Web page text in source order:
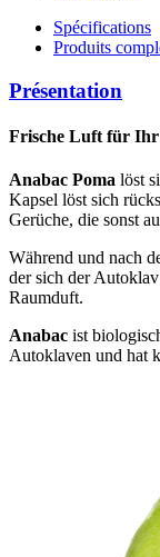
Spécifications
Produits
Présentation
Frische Luft für
Anabac Poma löst
Kapsel löst sich
Gerüche, die sonst
Während und nach
der sich der
Raumduft.
Anabac ist
Autoklaven und hat